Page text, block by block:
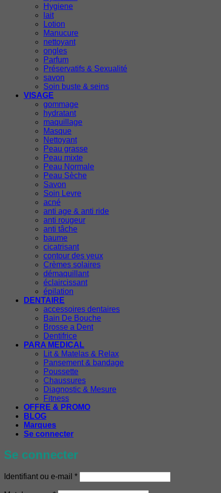
Hygiene
lait
Lotion
Manucure
nettoyant
ongles
Parfum
Préservatifs & Sexualité
savon
Soin buste & seins
VISAGE
gommage
hydratant
maquillage
Masque
Nettoyant
Peau grasse
Peau mixte
Peau Normale
Peau Sèche
Savon
Soin Levre
acné
anti age & anti ride
anti rougeur
anti tâche
baume
cicatrisant
contour des yeux
Crèmes solaires
démaquillant
éclaircissant
épilation
DENTAIRE
accessoires dentaires
Bain De Bouche
Brosse a Dent
Dentifrice
PARA MEDICAL
Lit & Matelas & Relax
Pansement & bandage
Poussette
Chaussures
Diagnostic & Mesure
Fitness
OFFRE & PROMO
BLOG
Marques
Se connecter
Se connecter
Identifiant ou e-mail *Obligatoire